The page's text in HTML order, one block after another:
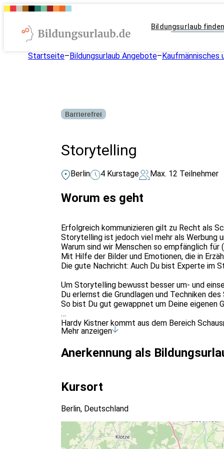
Bildungsurlaub finden
Startseite–Bildungsurlaub Angebote–Kaufmännisches
Barrierefrei
Storytelling
Berlin 4 Kurstage Max. 12 Teilnehmer
Worum es geht
Erfolgreich kommunizieren gilt zu Recht als
Storytelling ist jedoch viel mehr als Werbung
Warum sind wir Menschen so empfänglich für
Mit Hilfe der Bilder und Emotionen, die in
Die gute Nachricht: Auch Du bist Experte im
Um Storytelling bewusst besser um- und
Du erlernst die Grundlagen und Techniken
So bist Du gut gewappnet um Deine eigenen
Hardy Kistner kommt aus dem Bereich
Dieser Kurs gilt gemäß § 10 Abs. 5 des
Mehr anzeigen
Anerkennung als
Kursort
Berlin, Deutschland